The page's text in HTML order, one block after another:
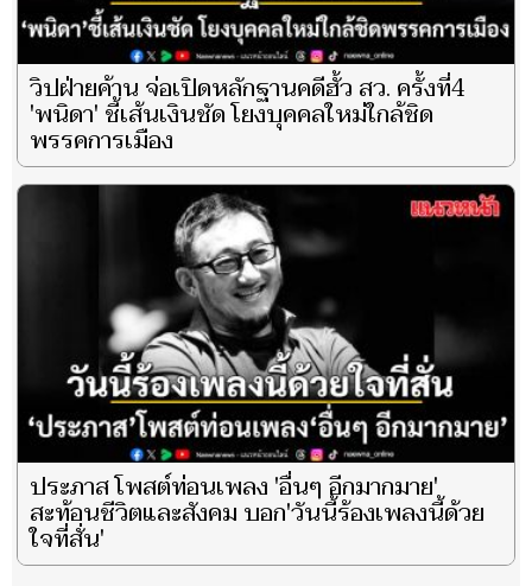
วิปฝ่ายค้าน จ่อเปิดหลักฐานคดีฮั้ว สว. ครั้งที่4
'พนิดา' ชี้เส้นเงินชัด โยงบุคคลใหม่ใกล้ชิด
พรรคการเมือง
ประภาส โพสต์ท่อนเพลง 'อื่นๆ อีกมากมาย'
สะท้อนชีวิตและสังคม บอก'วันนี้ร้องเพลงนี้ด้วย
ใจที่สั่น'